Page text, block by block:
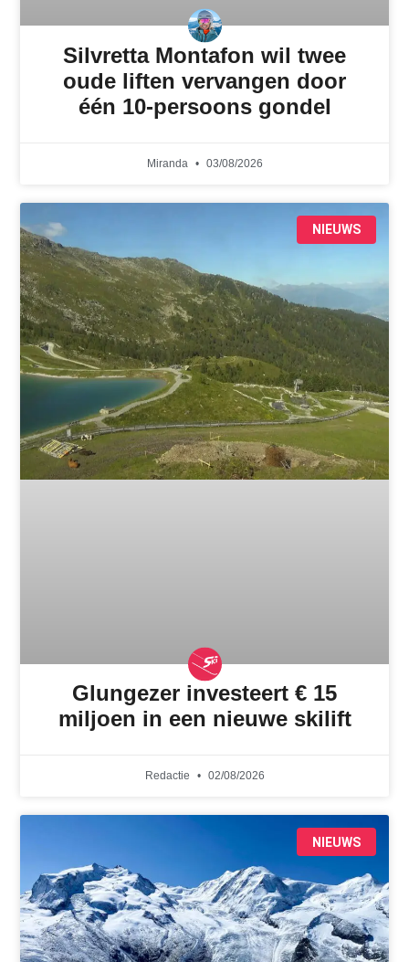
Silvretta Montafon wil twee
oude liften vervangen door
één 10-persoons gondel
Miranda 03/08/2026
NIEUWS
Glungezer investeert € 15
miljoen in een nieuwe skilift
Redactie 02/08/2026
NIEUWS